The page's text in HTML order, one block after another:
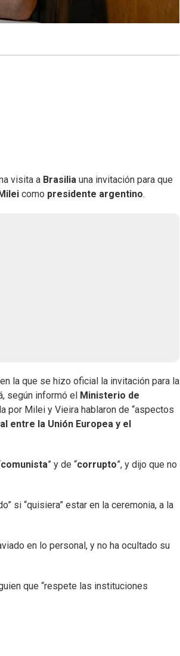
visita a Brasilia una invitación para que
como presidente argentino.
la que se hizo oficial la invitación para la
según informó el
Ministerio de
por Milei y Vieira hablaron de “aspectos
entre la Unión Europea y el
comunista” y de “corrupto”, y dijo que no
si “quisiera” estar en la ceremonia, a la
en lo personal, y no ha ocultado su
que “respete las instituciones